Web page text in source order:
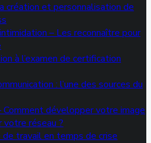
création et personnalisation de
– Les reconnaître pour
à l’examen de certification
: l’une des sources du
développer votre image
votre réseau ?
travail en temps de crise